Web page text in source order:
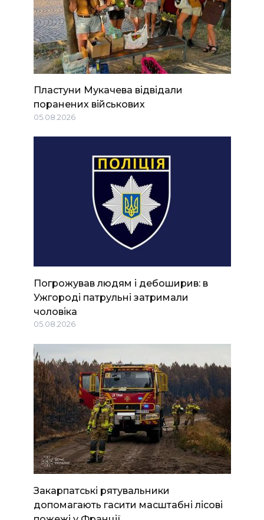
Пластуни Мукачева відвідали
поранених військових
05.08.2026
Погрожував людям і дебоширив: в
Ужгороді патрульні затримали
чоловіка
05.08.2026
Закарпатські рятувальники
допомагають гасити масштабні лісові